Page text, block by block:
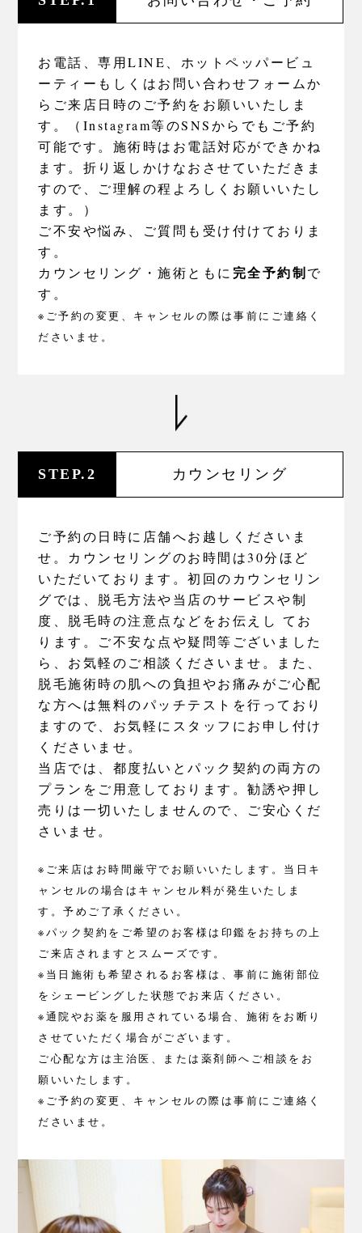
お電話、専用LINE、ホットペッパービュ
ーティーもしくはお問い合わせフォームか
らご来店日時のご予約をお願いいたしま
す。（Instagram等のSNSからでもご予約
可能です。施術時はお電話対応ができかね
ます。折り返しかけなおさせていただきま
すので、ご理解の程よろしくお願いいたし
ます。）
ご不安や悩み、ご質問も受け付けておりま
す。
カウンセリング・施術ともに 完全予約制で
す。
※ご予約の変更、キャンセルの際は事前にご連絡く
ださいませ。
STEP.2 カウンセリング
ご予約の日時に店舗へお越しくださいま
せ。カウンセリングのお時間は30分ほど
いただいております。初回のカウンセリン
グでは、脱毛方法や当店のサービスや制
度、脱毛時の注意点などをお伝えし てお
ります。ご不安な点や疑問等ございました
ら、お気軽のご相談くださいませ。また、
脱毛施術時の肌への負担やお痛みがご心配
な方へは無料のパッチテストを行っており
ますので、お気軽にスタッフにお申し付け
くださいませ。
当店では、都度払いとパック契約の両方の
プランをご用意しております。勧誘や押し
売りは一切いたしませんので、ご安心くだ
さいませ。
※ご来店はお時間厳守でお願いいたします。当日キ
ャンセルの場合はキャンセル料が発生いたしま
す。予めご了承ください。
※パック契約をご希望のお客様は印鑑をお持ちの上
ご来店されますとスムーズです。
※当日施術も希望されるお客様は、事前に施術部位
をシェービングした状態でお来店ください。
※通院やお薬を服用されている場合、施術をお断り
させていただく場合がございます。
ご心配な方は主治医、または薬剤師へご相談をお
願いいたします。
※ご予約の変更、キャンセルの際は事前にご連絡く
ださいませ。